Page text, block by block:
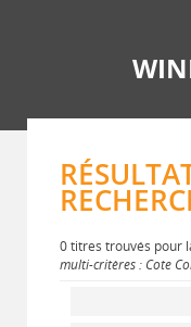
0 titres trouvés pour
multi-critères : Cote